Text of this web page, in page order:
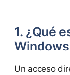
1. ¿Qué⁢
Windows‍
Un acceso​